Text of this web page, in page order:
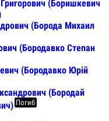
(Боришкевич
(Борода Михаил
(Бородавко Степан
(Бородавко Юрій
(Бородай
Погиб